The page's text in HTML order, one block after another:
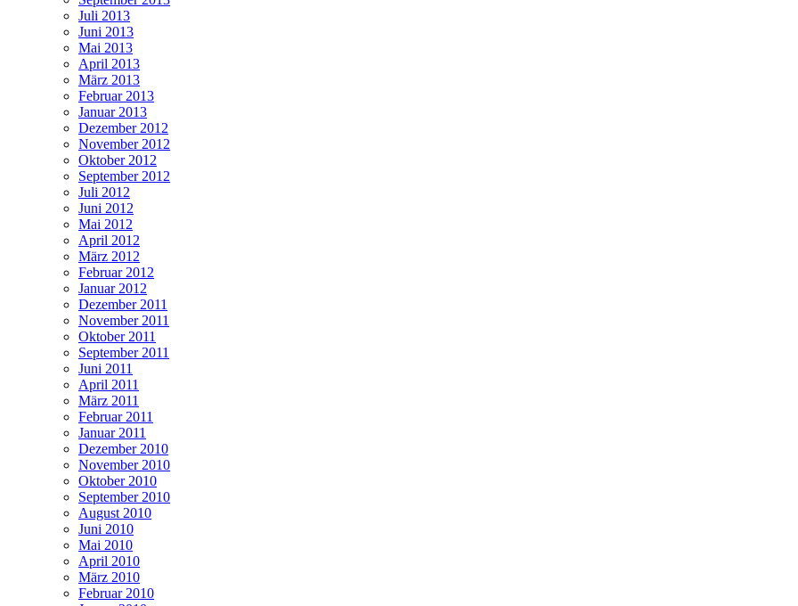
Juli 2013
Juni 2013
Mai 2013
April 2013
März 2013
Februar 2013
Januar 2013
Dezember 2012
November 2012
Oktober 2012
September 2012
Juli 2012
Juni 2012
Mai 2012
April 2012
März 2012
Februar 2012
Januar 2012
Dezember 2011
November 2011
Oktober 2011
September 2011
Juni 2011
April 2011
März 2011
Februar 2011
Januar 2011
Dezember 2010
November 2010
Oktober 2010
September 2010
August 2010
Juni 2010
Mai 2010
April 2010
März 2010
Februar 2010